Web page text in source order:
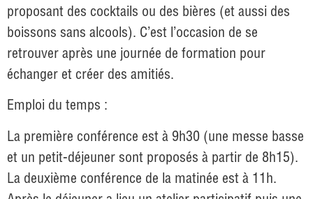
proposant des cocktails ou des bières (et aussi des
boissons sans alcools). C’est l’occasion de se
retrouver après une journée de formation pour
échanger et créer des amitiés.
Emploi du temps :
La première conférence est à 9h30 (une messe basse
et un petit-déjeuner sont proposés à partir de 8h15).
La deuxième conférence de la matinée est à 11h.